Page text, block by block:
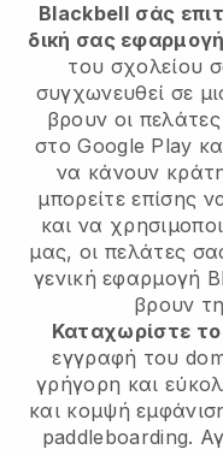
Blackbell σάς
δική σας
του σχολείου
συγχωνευθεί σε
βρουν οι
στο Google Play
να κάνουν
μπορείτε επίσης
και να
μας, οι πελάτες
γενική εφαρμογή
βρουν
Καταχωρίστε
εγγραφή του
γρήγορη και
και κομψή
paddleboarding.